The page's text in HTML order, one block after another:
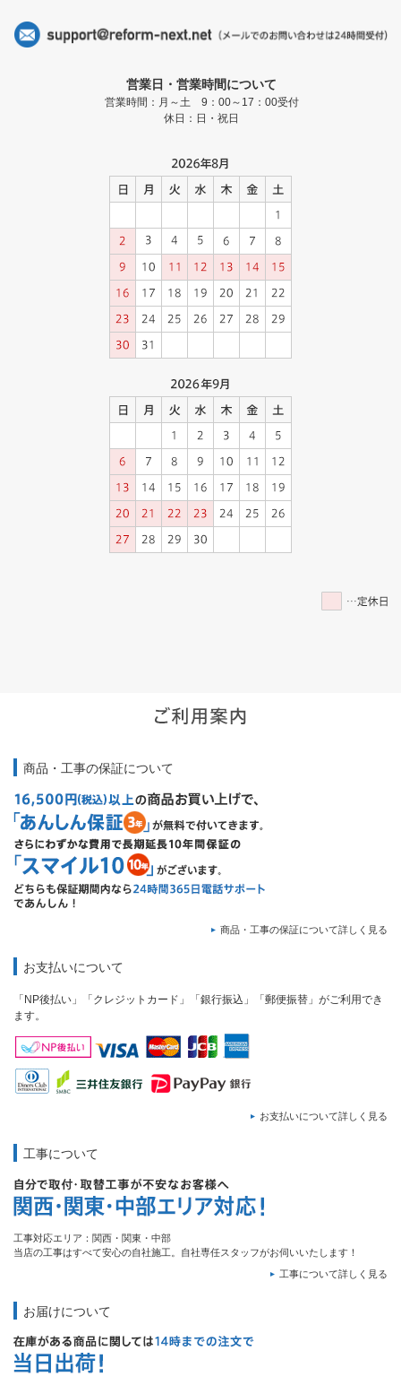
営業日・営業時間について
営業時間：月～土 9：00～17：00受付
休日：日・祝日
商品・工事の保証について
商品・工事の保証について詳しく見る
お支払いについて
「NP後払い」「クレジットカード」「銀行振込」「郵便振替」がご利用でき
ます。
お支払いについて詳しく見る
工事について
工事対応エリア：関西・関東・中部
当店の工事はすべて安心の自社施工。自社専任スタッフがお伺いいたします！
工事について詳しく見る
お届けについて